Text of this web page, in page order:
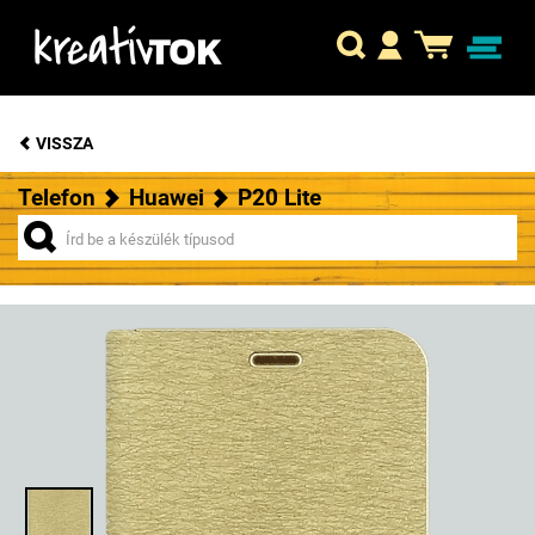
VISSZA
Telefon Huawei P20 Lite